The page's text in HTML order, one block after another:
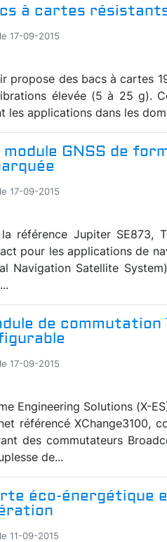
à cartes
17-09-2015
propose des bacs à cartes
élevée (5 à 25 g).
les applications dans les
module GNSS de
17-09-2015
la référence Jupiter SE873,
pour les applications de
Navigation Satellite
de
17-09-2015
Engineering Solutions (X-
référencé XChange3100,
des commutateurs
de...
éco-énergétique
11-09-2015